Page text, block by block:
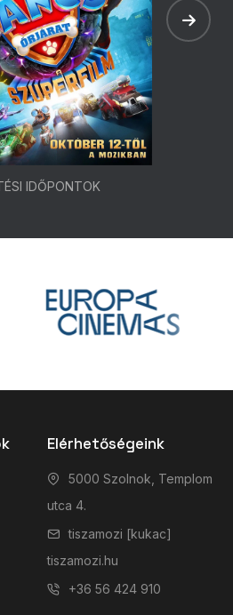
IDŐPONTOK
Elérhetőségeink
5000 Szolnok, Templom
utca 4.
tiszamozi [kukac]
tiszamozi.hu
+36 56 424 910